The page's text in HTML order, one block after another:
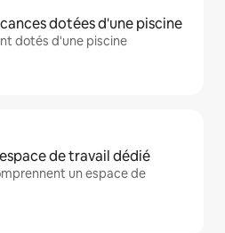
dotées d'une piscine
dotés d'une piscine
de travail dédié
un espace de